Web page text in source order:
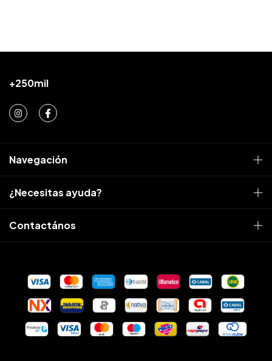
Navegación
¿Necesitas ayuda?
Contactános